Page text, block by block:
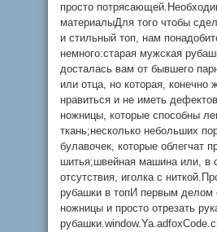
просто
материалыДля того чтобы
и стильный топ, нам
немного:старая мужская
досталась вам от бывшего
или отца, но которая, конечно
нравиться и не иметь
ножницы, которые способны
ткань;несколько небольших
булавочек, которые облегчат
шитья;швейная машина или, в
отсутствия, иголка с
рубашки в топИ первым делом
ножницы и просто отрезать